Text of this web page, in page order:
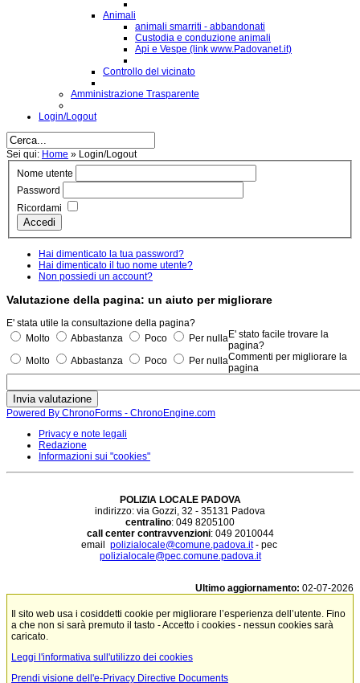
Animali
animali smarriti - abbandonati
Custodia e conduzione animali
Api e Vespe (link www.Padovanet.it)
Controllo del vicinato
Amministrazione Trasparente
Login/Logout
Sei qui: Home » Login/Logout
Nome utente
Password
Ricordami
Accedi
Hai dimenticato la tua password?
Hai dimenticato il tuo nome utente?
Non possiedi un account?
Valutazione della pagina: un aiuto per migliorare
E' stata utile la consultazione della pagina?
Molto
Abbastanza Poco Per nullaE' stato facile trovare la
pagina?
Molto
Abbastanza Poco Per nullaCommenti per migliorare la
pagina
Powered By ChronoForms - ChronoEngine.com
Privacy e note legali
Redazione
Informazioni sui "cookies"
POLIZIA LOCALE PADOVA
indirizzo: via Gozzi, 32 - 35131 Padova
centralino: 049 8205100
call center contravvenzioni: 049 2010044
email polizialocale@comune.padova.it- pec
polizialocale@pec.comune.padova.it
Ultimo aggiornamento: 02-07-2026
Il sito web usa i cosiddetti cookie per migliorare l’esperienza dell’utente. Fino
a che non si sarà premuto il tasto - Accetto i cookies - nessun cookies sarà
caricato.
Leggi l'informativa sull'utilizzo dei cookies
Prendi visione dell'e-Privacy Directive Documents